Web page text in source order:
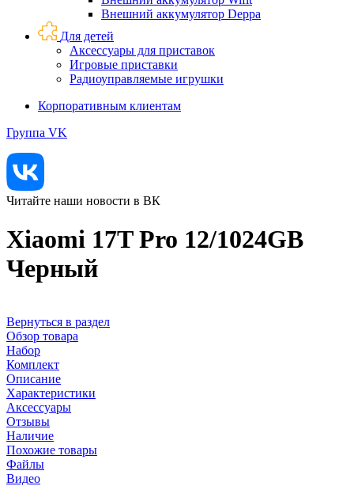
Внешний аккумулятор Deppa
Для детей
Аксессуары для приставок
Игровые приставки
Радиоуправляемые игрушки
Корпоративным клиентам
Группа VK
Читайте наши новости в ВК
Xiaomi 17T Pro 12/1024GB
Черный
Вернуться в раздел
Обзор товара
Набор
Комплект
Описание
Характеристики
Аксессуары
Отзывы
Наличие
Похожие товары
Файлы
Видео